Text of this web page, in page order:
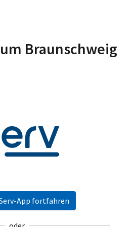
Braunschweig
App fortfahren